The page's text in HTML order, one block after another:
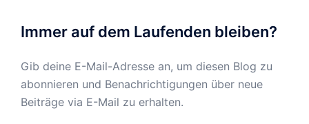
Immer auf dem Laufenden bleiben?
Gib deine E-Mail-Adresse an, um diesen Blog zu
abonnieren und Benachrichtigungen über neue
Beiträge via E-Mail zu erhalten.